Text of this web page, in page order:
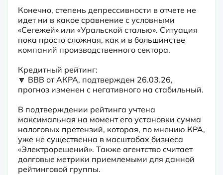
Конечно, степень депрессивности в отчете не
идет ни в какое сравнение с условными
«Сегежей» или «Уральской сталью». Ситуация
пока просто сложная, как и в большинстве
компаний производственного сектора.
Кредитный рейтинг:
🔽 BBB от АКРА, подтвержден 26.03.26,
В подтверждении рейтинга учтена
максимальная на момент его установки сумма
налоговых претензий, которая, по мнению КРА,
уже не существенна в масштабах бизнеса
«Электрорешений». Также агентство считает
долговые метрики приемлемыми для данной
рейтинговой группы.